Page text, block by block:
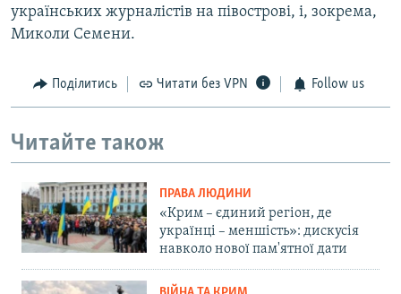
українських журналістів на півострові, і, зокрема,
Миколи Семени.
Поділитись Читати без VPN Follow us
Читайте також
ПРАВА ЛЮДИНИ
«Крим – єдиний регіон, де
українці – меншість»: дискусія
навколо нової пам'ятної дати